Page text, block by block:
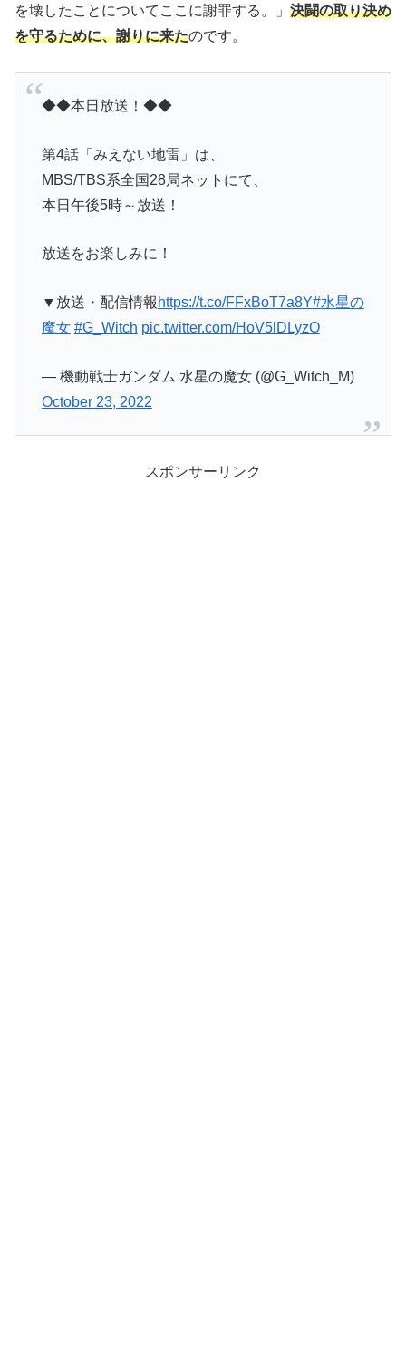
を壊したことについてここに謝罪する。」 決闘の取り決め
を守るために、謝りに来たのです。
◆◆本日放送！◆◆
第4話「みえない地雷」は、
MBS/TBS系全国28局ネットにて、
本日午後5時～放送！
放送をお楽しみに！
▼放送・配信情報 https://t.co/FFxBoT7a8Y#水星の
魔女 #G_Witch pic.twitter.com/HoV5lDLyzO
— 機動戦士ガンダム 水星の魔女 (@G_Witch_M)
October 23, 2022
スポンサーリンク